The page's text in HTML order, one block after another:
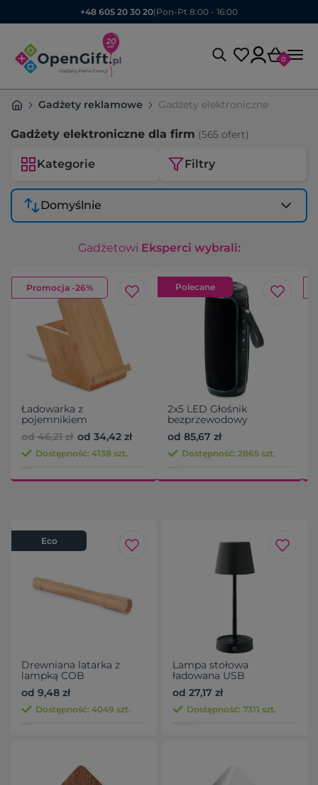
+48 605 20 30 20| Pon-Pt 8:00 - 16:00
0
Gadżety reklamowe Gadżety elektroniczne
Gadżety elektroniczne dla firm (565 ofert)
Kategorie Filtry
Domyślnie
Gadżetowi Eksperci wybrali:
Promocja -26%
Ładowarka z
pojemnikiem
od 46,21 zł od 34,42 zł
Dostępność: 4138 szt.
Polecane
2x5 LED Głośnik
bezprzewodowy
od 85,67 zł
Dostępność: 2865 szt.
Eco
Drewniana latarka z
lampką COB
od 9,48 zł
Dostępność: 4049 szt.
Lampa stołowa
ładowana USB
od 27,17 zł
Dostępność: 7311 szt.